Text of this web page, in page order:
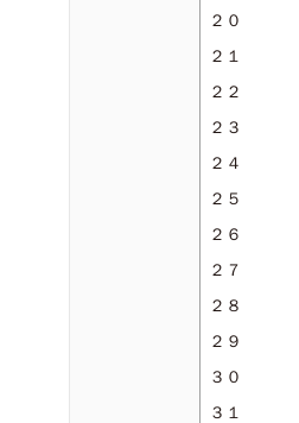
２０
２１
２２
２３
２４
２５
２６
２７
２８
２９
３０
３１